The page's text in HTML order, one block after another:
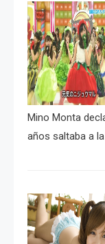
Mino Monta
años saltaba a